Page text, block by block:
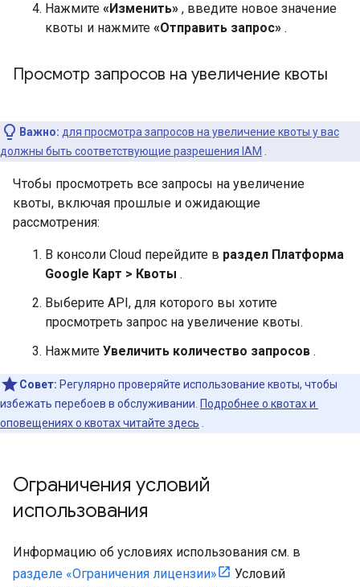
Нажмите «Изменить» , введите новое значение
квоты и нажмите «Отправить запрос» .
Просмотр запросов на увеличение квоты
Важно: для просмотра запросов на увеличение квоты у вас
должны быть соответствующие разрешения IAM
Чтобы просмотреть все запросы на увеличение
квоты, включая прошлые и ожидающие
рассмотрения:
В консоли Cloud перейдите в раздел Платформа
Google Карт > Квоты .
Выберите API, для которого вы хотите
просмотреть запрос на увеличение квоты.
Нажмите Увеличить количество запросов .
Совет: Регулярно проверяйте использование квоты, чтобы
избежать перебоев в обслуживании. Подробнее о квотах и ​​
оповещениях о квотах читайте здесь
Ограничения условий
использования
Информацию об условиях использования см. в
разделе «Ограничения лицензии»
Условий